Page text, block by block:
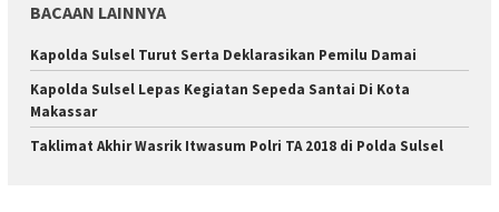
BACAAN LAINNYA
Kapolda Sulsel Turut Serta Deklarasikan Pemilu Damai
Kapolda Sulsel Lepas Kegiatan Sepeda Santai Di Kota
Makassar
Taklimat Akhir Wasrik Itwasum Polri TA 2018 di Polda Sulsel